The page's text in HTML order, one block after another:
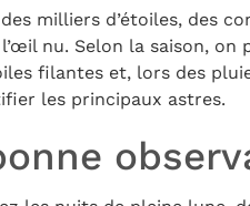
milliers d’étoiles, des
nu. Selon la saison, on
filantes et, lors des
les principaux astres.